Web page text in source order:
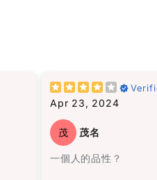
on
諾帶領一群人來到此地
立村莊。
一開始我不太適應這種
式。但是隨著閱讀的進
阻的敍述方式所吸引，
間斷，是一次非常愉快
Apr 23, 2024
茂 茂名
一個人的品性？